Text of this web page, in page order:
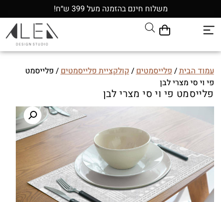
משלוח חינם בהזמנה מעל 399 ש״ח!
עמוד הבית/פלייסמטים/קולקציית פלייסמטים/ פלייסמט
פי וי סי מצרי לבן
פלייסמט פי וי סי מצרי לבן